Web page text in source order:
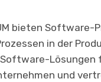
bieten
in der
Lösungen
und